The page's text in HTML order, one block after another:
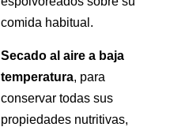
comida habitual.
Secado al aire a baja
temperatura, para
conservar todas sus
propiedades nutritivas,